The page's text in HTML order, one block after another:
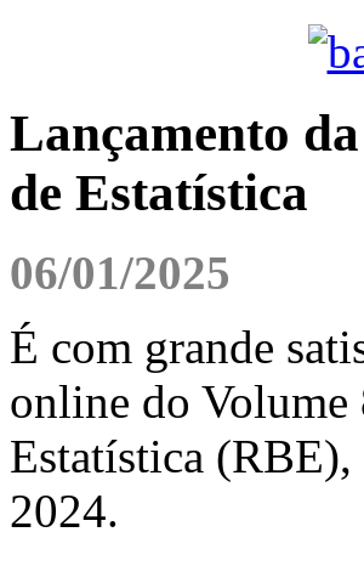
Lançamento
de Estatística
06/01/2025
É com grande
online do Volume
Estatística
2024.